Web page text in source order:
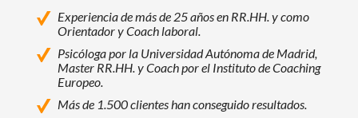
Experiencia de más de 25 años en RR.HH. y como
Orientador y Coach laboral.
Psicóloga por la Universidad Autónoma de Madrid,
Master RR.HH. y Coach por el Instituto de Coaching
Europeo.
Más de 1.500 clientes han conseguido resultados.